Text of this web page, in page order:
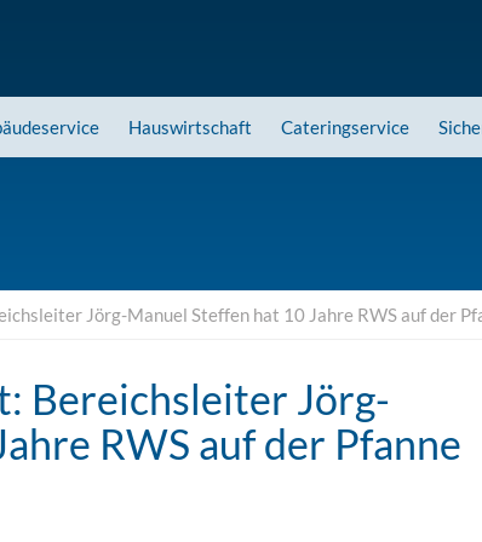
Hauswirtschaft Cateringservice
Jörg-Manuel Steffen hat 10 Jahre RWS auf der
Bereichsleiter Jörg-
RWS auf der Pfanne